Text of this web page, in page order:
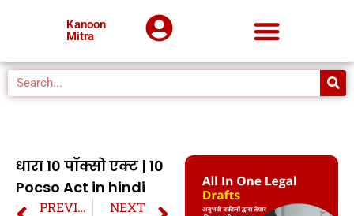
Kanoon
Mitra
धारा 10 पॉक्सो एक्ट | 10
Pocso Act in hindi
PREVIOUS NEXT